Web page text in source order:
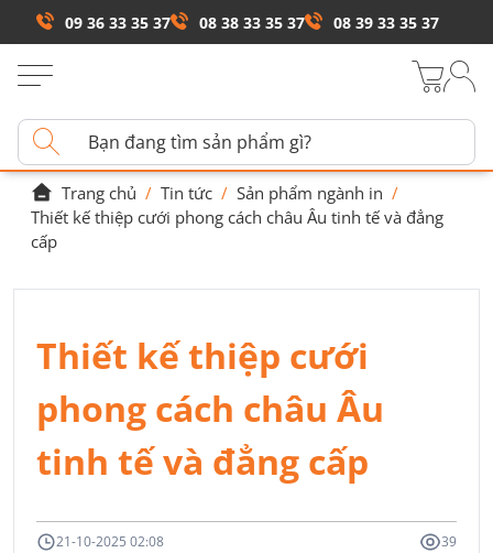
09 36 33 35 37 08 38 33 35 37 08 39 33 35 37
Trang chủ / Tin tức / Sản phẩm ngành in /
Thiết kế thiệp cưới phong cách châu Âu tinh tế và đẳng
cấp
Thiết kế thiệp cưới
phong cách châu Âu
tinh tế và đẳng cấp
21-10-2025 02:08 39